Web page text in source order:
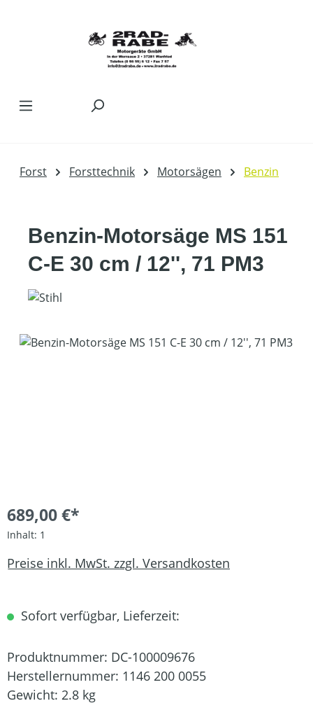
Forst Forsttechnik Motorsägen Benzin
Benzin-Motorsäge MS 151
C-E 30 cm / 12'', 71 PM3
Bildergalerie überspringen
689,00 €*
Inhalt: 1
Preise inkl. MwSt. zzgl. Versandkosten
Sofort verfügbar, Lieferzeit:
Produktnummer: DC-100009676
Herstellernummer: 1146 200 0055
Gewicht: 2.8 kg